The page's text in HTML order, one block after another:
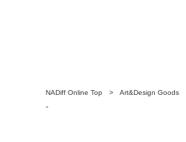
NADiff Online Top > Art&Design Goods
-